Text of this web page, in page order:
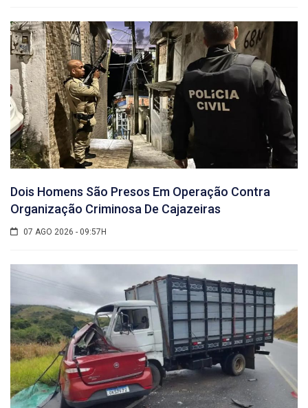
Dois Homens São Presos Em Operação Contra
Organização Criminosa De Cajazeiras
07 AGO 2026 - 09:57H